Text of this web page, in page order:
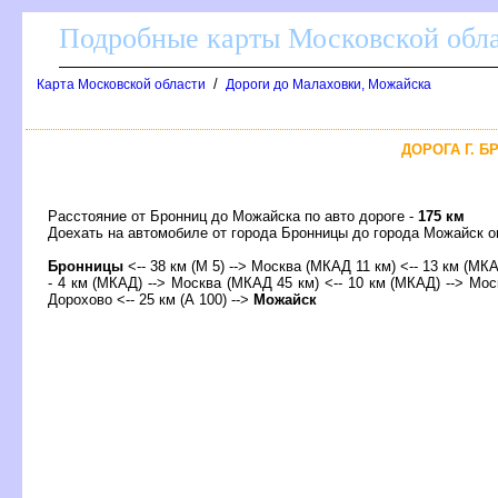
Подробные карты Московской
Карта Московской области / Дороги до Малаховки, Можайска
ДОРОГА Г.
Расстояние от Бронниц до Можайска по авто дороге - 175 км
Доехать на автомобиле от города Бронницы до города Можайск
Бронницы <-- 38 км (М 5) --> Москва (МКАД 11 км) <-- 13 км
- 4 км (МКАД) --> Москва (МКАД 45 км) <-- 10 км (МКАД) -->
Дорохово <-- 25 км (А 100) --> Можайск